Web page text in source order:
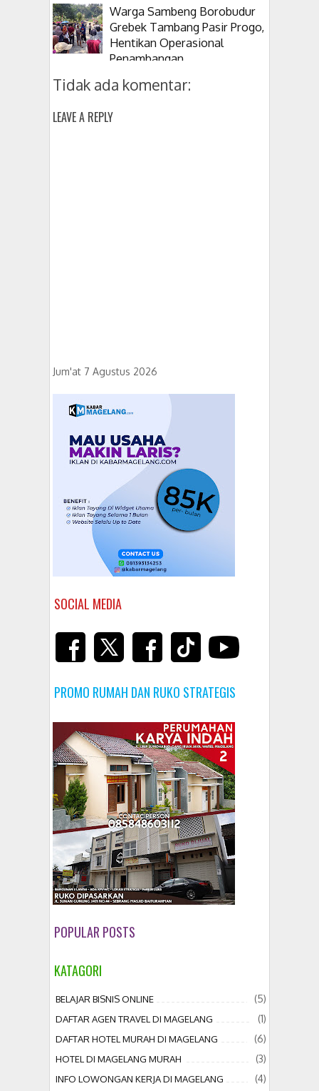
Warga Sambeng Borobudur
Grebek Tambang Pasir Progo,
Hentikan Operasional
Penambangan
Tidak ada komentar:
LEAVE A REPLY
Jum'at 7 Agustus 2026
SOCIAL MEDIA
PROMO RUMAH DAN RUKO STRATEGIS
POPULAR POSTS
KATAGORI
BELAJAR BISNIS ONLINE (5)
DAFTAR AGEN TRAVEL DI MAGELANG (1)
DAFTAR HOTEL MURAH DI MAGELANG (6)
HOTEL DI MAGELANG MURAH (3)
INFO LOWONGAN KERJA DI MAGELANG (4)